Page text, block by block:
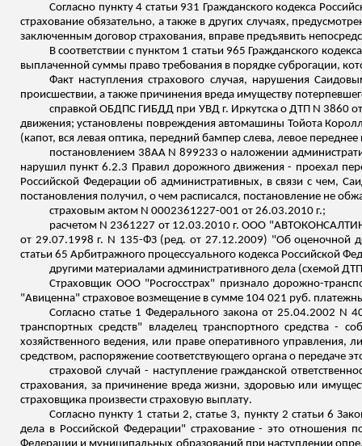
Согласно пункту 4 статьи 931 Гражданского кодекса
страхование обязательно, а также в других случаях,
заключенным договор страхования, вправе предъявить
В соответствии с пунктом 1 статьи 965 Гражданского
выплаченной суммы право требования в порядке суброгации,
Факт наступления страхового случая, нарушения
происшествии, а также причинения вреда имуществу
справкой ОБДПС ГИБДД при УВД г. Иркутска о ДТП N 3860
движения; установлены повреждения автомашины Тойота
(капот, вся левая оптика, передний бампер слева, левое
постановлением 38АА N 899233 о наложении
нарушил пункт 6.2.3 Правил дорожного движения - проехал
Российской Федерации об административных, в связи с чем,
постановления получил, о чем расписался, постановление не
страховым актом N 0002361227-001 от 26.03.2010 г.;
расчетом N 2361227 от 12.03.2010 г. ООО
от 29.07.1998 г. N 135-ФЗ (ред. от 27.12.2009) "Об оценочной
статьи 65 Арбитражного процессуального кодекса Российской
другими материалами административного дела (схемой
Страховщик ООО "Росгосстрах" признало дорожно-
"Авиценна" страховое возмещение в сумме 104 021 руб.
Согласно статье 1 Федерального закона от 25.04.2002 N
транспортных средств" владелец транспортного средства -
хозяйственного ведения, или праве оперативного
средством, распоряжение соответствующего органа о передаче
страховой случай - наступление гражданской
страхования, за причинение вреда жизни, здоровью или
страховщика произвести страховую выплату.
Согласно пункту 1 статьи 2, статье 3, пункту 2 статьи 6
дела в Российской Федерации" страхование - это отношения